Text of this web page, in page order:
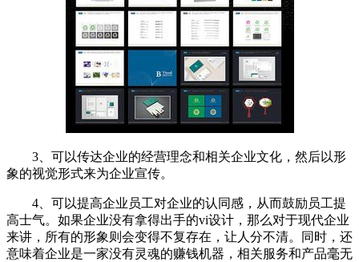
3、可以传达企业的经营理念和相关企业文化，然后以形
象的视觉形式来为企业宣传。
4、可以提高企业员工对企业的认同感，从而鼓励员工提
高士气。如果企业没有拿得出手的vi设计，那么对于现代企业
来讲，所有的形象则会变得不复存在，让人分不清。同时，还
意味着企业是一家没有灵魂的赚钱机器，相关服务和产品毫无